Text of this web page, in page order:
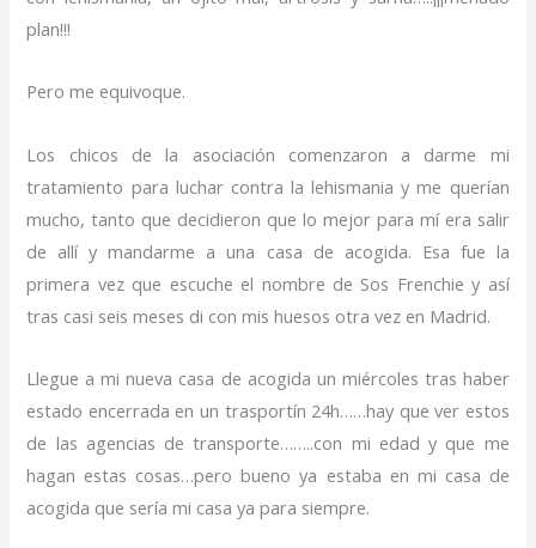
plan!!!
Pero me equivoque.
Los chicos de la asociación comenzaron a darme mi
tratamiento para luchar contra la lehismania y me querían
mucho, tanto que decidieron que lo mejor para mí era salir
de allí y mandarme a una casa de acogida. Esa fue la
primera vez que escuche el nombre de Sos Frenchie y así
tras casi seis meses di con mis huesos otra vez en Madrid.
Llegue a mi nueva casa de acogida un miércoles tras haber
estado encerrada en un trasportín 24h……hay que ver estos
de las agencias de transporte……..con mi edad y que me
hagan estas cosas…pero bueno ya estaba en mi casa de
acogida que sería mi casa ya para siempre.